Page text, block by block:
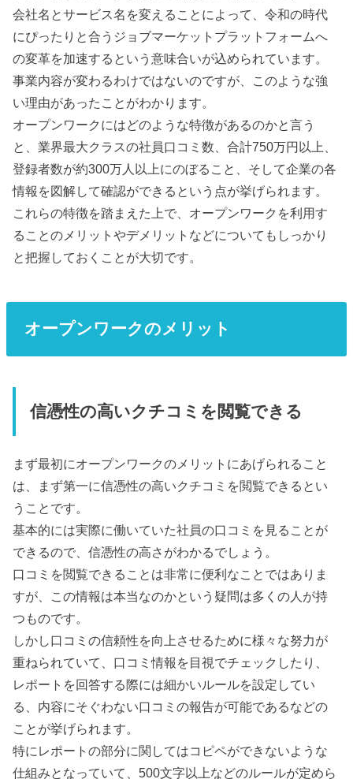
会社名とサービス名を変えることによって、令和の時代
にぴったりと合うジョブマーケットプラットフォームへ
の変革を加速するという意味合いが込められています。
事業内容が変わるわけではないのですが、このような強
い理由があったことがわかります。
オープンワークにはどのような特徴があるのかと言う
と、業界最大クラスの社員口コミ数、合計750万円以上、
登録者数が約300万人以上にのぼること、そして企業の各
情報を図解して確認ができるという点が挙げられます。
これらの特徴を踏まえた上で、オープンワークを利用す
ることのメリットやデメリットなどについてもしっかり
と把握しておくことが大切です。
オープンワークのメリット
信憑性の高いクチコミを閲覧できる
まず最初にオープンワークのメリットにあげられること
は、まず第一に信憑性の高いクチコミを閲覧できるとい
うことです。
基本的には実際に働いていた社員の口コミを見ることが
できるので、信憑性の高さがわかるでしょう。
口コミを閲覧できることは非常に便利なことではありま
すが、この情報は本当なのかという疑問は多くの人が持
つものです。
しかし口コミの信頼性を向上させるために様々な努力が
重ねられていて、口コミ情報を目視でチェックしたり、
レポートを回答する際には細かいルールを設定してい
る、内容にそぐわない口コミの報告が可能であるなどの
ことが挙げられます。
特にレポートの部分に関してはコピペができないような
仕組みとなっていて、500文字以上などのルールが定めら